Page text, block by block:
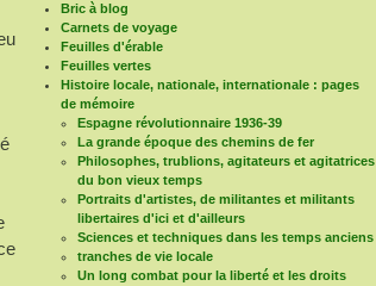
Bric à blog
Carnets de voyage
Feuilles d'érable
Feuilles vertes
Histoire locale, nationale, internationale : pages
de mémoire
Espagne révolutionnaire 1936-39
La grande époque des chemins de fer
Philosophes, trublions, agitateurs et agitatrices
du bon vieux temps
Portraits d'artistes, de militantes et militants
libertaires d'ici et d'ailleurs
Sciences et techniques dans les temps anciens
tranches de vie locale
Un long combat pour la liberté et les droits